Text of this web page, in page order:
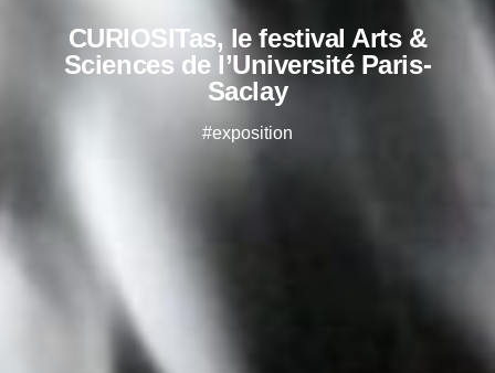
CURIOSITas, le festival Arts &
Sciences de l’Université Paris-
Saclay
#exposition